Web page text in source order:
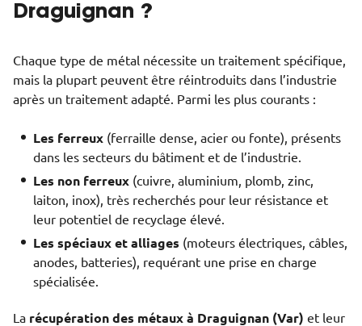
Draguignan ?
Chaque type de métal nécessite un traitement spécifique,
mais la plupart peuvent être réintroduits dans l’industrie
après un traitement adapté. Parmi les plus courants :
Les ferreux (ferraille dense, acier ou fonte), présents
dans les secteurs du bâtiment et de l’industrie.
Les non ferreux (cuivre, aluminium, plomb, zinc,
laiton, inox), très recherchés pour leur résistance et
leur potentiel de recyclage élevé.
Les spéciaux et alliages (moteurs électriques, câbles,
anodes, batteries), requérant une prise en charge
spécialisée.
La récupération des métaux à Draguignan (Var) et leur